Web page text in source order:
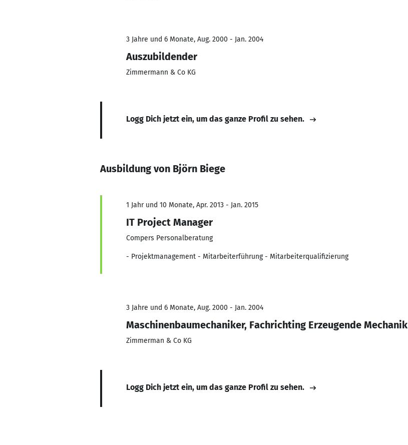
3 Jahre und 6 Monate, Aug. 2000 - Jan. 2004
Auszubildender
Zimmermann & Co KG
Logg Dich jetzt ein, um das ganze Profil zu sehen.
Ausbildung von Björn Biege
1 Jahr und 10 Monate, Apr. 2013 - Jan. 2015
IT Project Manager
Compers Personalberatung
- Projektmanagement - Mitarbeiterführung - Mitarbeiterqualifizierung
3 Jahre und 6 Monate, Aug. 2000 - Jan. 2004
Maschinenbaumechaniker, Fachrichting Erzeugende Mechanik
Zimmerman & Co KG
Logg Dich jetzt ein, um das ganze Profil zu sehen.